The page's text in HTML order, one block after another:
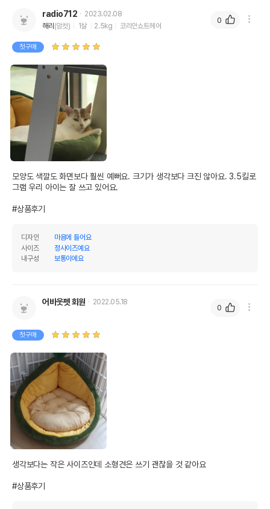
radio712
2023.02.08
해리 (암컷) 1살 2.5kg 코리안쇼트헤어
첫구매
모양도 색깔도 화면보다 훨씬 예뻐요. 크기가 생각보다 크진 않아요. 3.5킬로
그램 우리 아이는 잘 쓰고 있어요.
#상품후기
디자인
마음에 들어요
사이즈
정사이즈예요
내구성
보통이에요
0
어바웃펫 회원 2022.05.18
첫구매
생각보다는 작은 사이즈인데 소형견은 쓰기 괜찮을 것 같아요
#상품후기
0